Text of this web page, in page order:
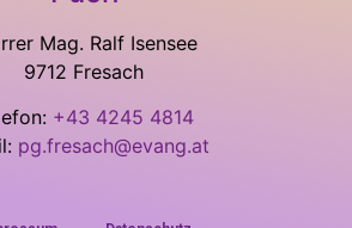
Mag. Ralf Isensee
9712 Fresach
+43 4245 4814
pg.fresach@evang.at